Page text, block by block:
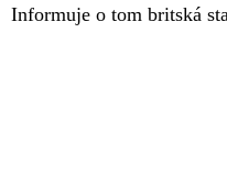
Informuje o tom britská